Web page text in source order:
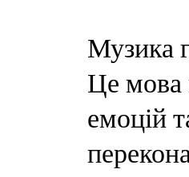
Музика
Це мова
емоцій